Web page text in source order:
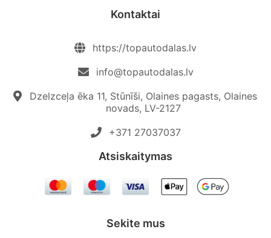
Kontaktai
https://topautodalas.lv
info@topautodalas.lv
Dzelzceļa ēka 11, Stūnīši, Olaines pagasts, Olaines
novads, LV-2127
+371 27037037‬
Atsiskaitymas
Sekite mus